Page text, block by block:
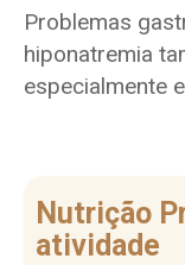
Problemas
hiponatremia
especialmente
Nutrição
atividade